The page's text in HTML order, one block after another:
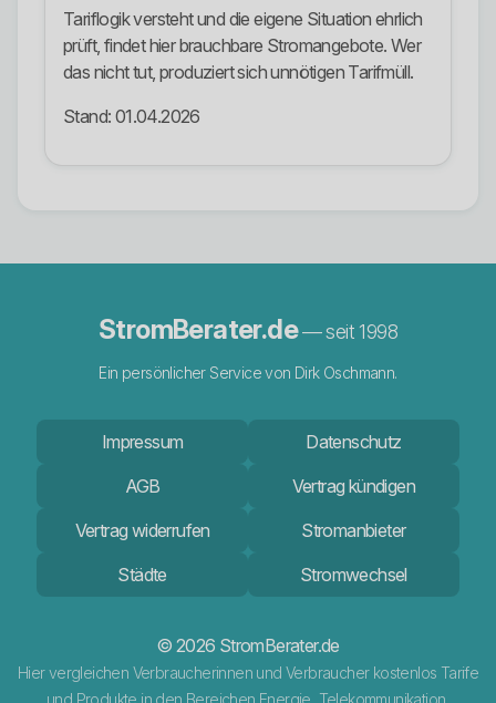
Tariflogik versteht und die eigene Situation ehrlich
prüft, findet hier brauchbare Stromangebote. Wer
das nicht tut, produziert sich unnötigen Tarifmüll.
Stand: 01.04.2026
StromBerater.de— seit 1998
Ein persönlicher Service von Dirk Oschmann.
Impressum
Datenschutz
AGB
Vertrag kündigen
Vertrag widerrufen
Stromanbieter
Städte
Stromwechsel
© 2026 StromBerater.de
Hier vergleichen Verbraucherinnen und Verbraucher kostenlos Tarife
und Produkte in den Bereichen Energie, Telekommunikation,